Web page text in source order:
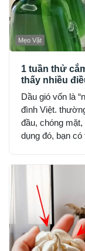
Mẹo Vặt
1 tuần thử
thấy nhiều
Dầu gió vốn là
đình Việt.
đầu, chóng
dụng đó, bạn có
hoàn toàn.